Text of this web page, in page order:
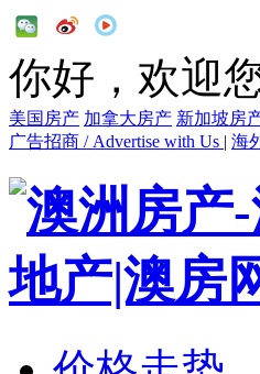
你好，欢迎
美国房产 加拿大房产 新加坡房
广告招商 / Advertise with Us | 海